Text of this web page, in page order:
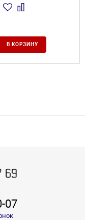
В КОРЗИНУ
07